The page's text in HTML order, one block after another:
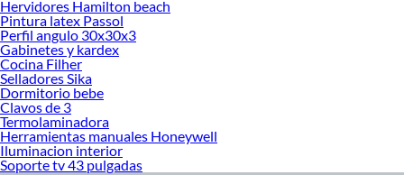
Hervidores Hamilton beach
Pintura latex Passol
Perfil angulo 30x30x3
Gabinetes y kardex
Cocina Filher
Selladores Sika
Dormitorio bebe
Clavos de 3
Termolaminadora
Herramientas manuales Honeywell
Iluminacion interior
Soporte tv 43 pulgadas